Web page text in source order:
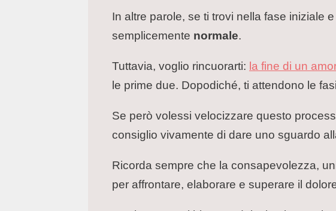
In altre parole, se ti trovi nella fase iniziale
semplicemente normale.
Tuttavia, voglio rincuorarti: la fine di un
le prime due. Dopodiché, ti attendono le
Se però volessi velocizzare questo
consiglio vivamente di dare uno sguardo
Ricorda sempre che la consapevolezza,
per affrontare, elaborare e superare il